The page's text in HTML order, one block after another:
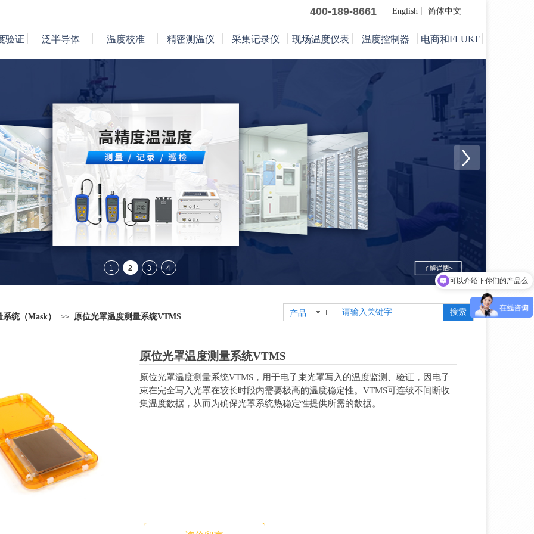
400-189-8661 English 简体中文
验证 泛半导体 温度校准 精密测温仪 采集记录仪 现场温度仪表 温度控制器 电商和FLUKE
产品 搜索
统（Mask） >> 原位光罩温度测量系统VTMS
原位光罩温度测量系统VTMS
原位光罩温度测量系统VTMS，用于电子束光罩写入的温度监测、验证，因电子
束在完全写入光罩在较长时段内需要极高的温度稳定性。VTMS可连续不间断收
集温度数据，从而为确保光罩系统热稳定性提供所需的数据。
可以介绍下你们的产品么